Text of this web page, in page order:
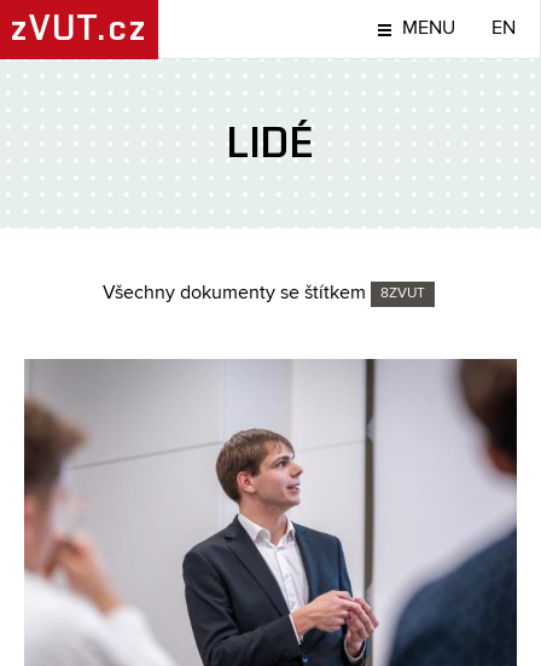
zVUT.cz MENU EN
LIDÉ
Všechny dokumenty se štítkem 8ZVUT